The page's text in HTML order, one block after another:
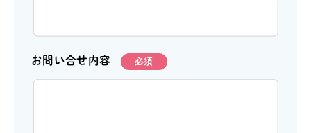
お問い合せ内容 必須